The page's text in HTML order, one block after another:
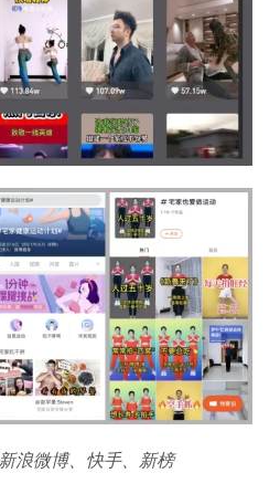
浪微博、快手、新榜